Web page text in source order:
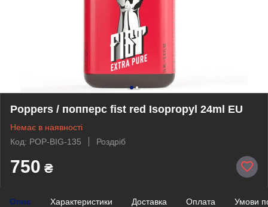
Poppers / попперс fist red Isopropyl 24ml EU
Немає в наявності
Код: POP-BIG-135
Роздріб
750 ₴
Опис Характеристики Доставка Оплата Умови